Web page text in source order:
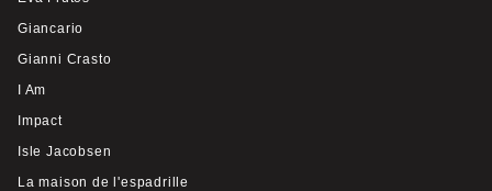
Giancario
Gianni Crasto
I Am
Impact
Isle Jacobsen
La maison de l'espadrille